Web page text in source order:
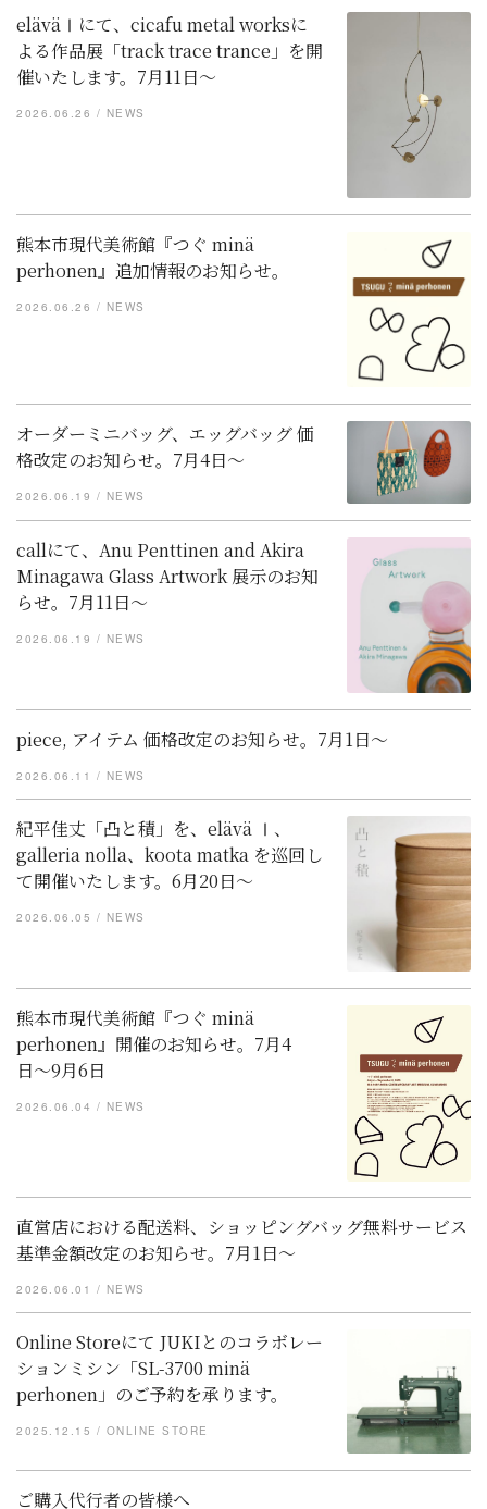
eläväⅠにて、cicafu metal worksに
よる作品展「track trace trance」を開
催いたします。7月11日～
2026.06.26 NEWS
熊本市現代美術館『つぐ minä
perhonen』追加情報のお知らせ。
2026.06.26 NEWS
オーダーミニバッグ、エッグバッグ 価
格改定のお知らせ。7月4日～
2026.06.19 NEWS
callにて、Anu Penttinen and Akira
Minagawa Glass Artwork 展示のお知
らせ。7月11日〜
2026.06.19 NEWS
piece, アイテム 価格改定のお知らせ。7月1日〜
2026.06.11 NEWS
紀平佳丈「凸と積」を、elävä Ⅰ、
galleria nolla、koota matka を巡回し
て開催いたします。6月20日～
2026.06.05 NEWS
熊本市現代美術館『つぐ minä
perhonen』開催のお知らせ。7月4
日〜9月6日
2026.06.04 NEWS
直営店における配送料、ショッピングバッグ無料サービス
基準金額改定のお知らせ。7月1日～
2026.06.01 NEWS
Online Storeにて JUKIとのコラボレー
ションミシン「SL-3700 minä
perhonen」のご予約を承ります。
2025.12.15 ONLINE STORE
ご購入代行者の皆様へ